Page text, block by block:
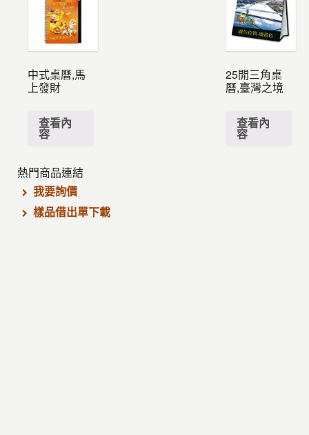
中式桌曆,馬
上發財
查看內
容
25開三角桌
曆,臺灣之境
查看內
容
熱門商品連結
我要詢價
樣品借出單下載